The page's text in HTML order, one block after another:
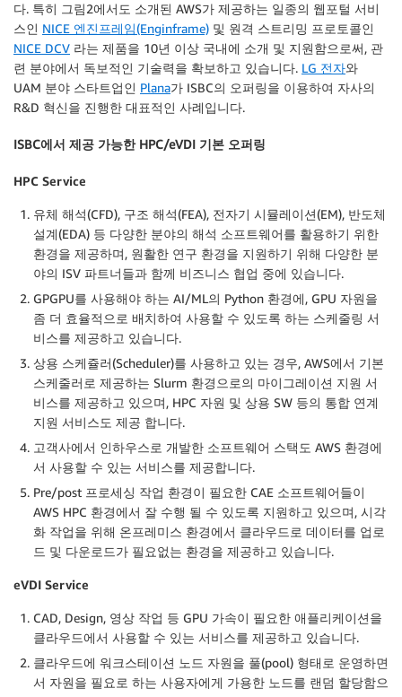
다. 특히 그림2에서도 소개된 AWS가 제공하는 일종의 웹포털 서비
스인 NICE 엔진프레임(Enginframe) 및 원격 스트리밍 프로토콜인
NICE DCV 라는 제품을 10년 이상 국내에 소개 및 지원함으로써, 관
련 분야에서 독보적인 기술력을 확보하고 있습니다. LG 전자와
UAM 분야 스타트업인 Plana가 ISBC의 오퍼링을 이용하여 자사의
R&D 혁신을 진행한 대표적인 사례입니다.
ISBC에서 제공 가능한 HPC/eVDI 기본 오퍼링
HPC Service
유체 해석(CFD), 구조 해석(FEA), 전자기 시뮬레이션(EM), 반도체
설계(EDA) 등 다양한 분야의 해석 소프트웨어를 활용하기 위한
환경을 제공하며, 원활한 연구 환경을 지원하기 위해 다양한 분
야의 ISV 파트너들과 함께 비즈니스 협업 중에 있습니다.
GPGPU를 사용해야 하는 AI/ML의 Python 환경에, GPU 자원을
좀 더 효율적으로 배치하여 사용할 수 있도록 하는 스케줄링 서
비스를 제공하고 있습니다.
상용 스케쥴러(Scheduler)를 사용하고 있는 경우, AWS에서 기본
스케줄러로 제공하는 Slurm 환경으로의 마이그레이션 지원 서
비스를 제공하고 있으며, HPC 자원 및 상용 SW 등의 통합 연계
지원 서비스도 제공 합니다.
고객사에서 인하우스로 개발한 소프트웨어 스택도 AWS 환경에
서 사용할 수 있는 서비스를 제공합니다.
Pre/post 프로세싱 작업 환경이 필요한 CAE 소프트웨어들이
AWS HPC 환경에서 잘 수행 될 수 있도록 지원하고 있으며, 시각
화 작업을 위해 온프레미스 환경에서 클라우드로 데이터를 업로
드 및 다운로드가 필요없는 환경을 제공하고 있습니다.
eVDI Service
CAD, Design, 영상 작업 등 GPU 가속이 필요한 애플리케이션을
클라우드에서 사용할 수 있는 서비스를 제공하고 있습니다.
클라우드에 워크스테이션 노드 자원을 풀(pool) 형태로 운영하면
서 자원을 필요로 하는 사용자에게 가용한 노드를 랜덤 할당함으